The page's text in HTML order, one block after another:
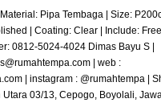
Pipa Tembaga | Size:
| Coating: Clear | Include:
0812-5024-4024 Dimas Bayu S |
| web :
| instagram : @rumahtempa |
03/13, Cepogo, Boyolali,